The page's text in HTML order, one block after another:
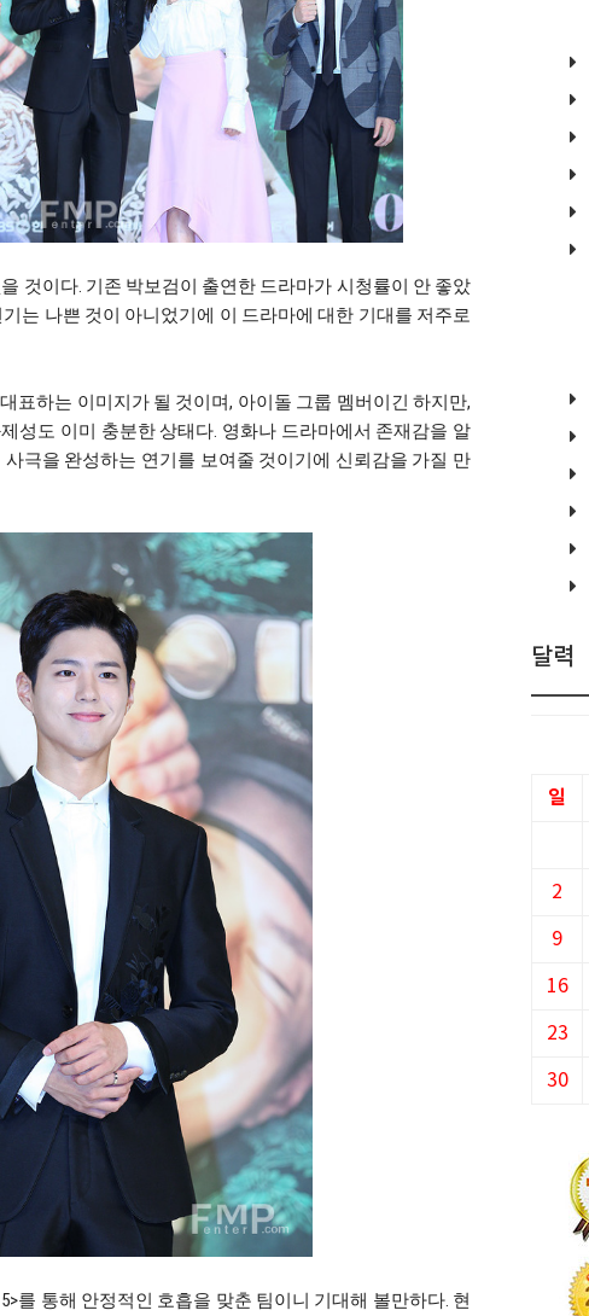
것이다. 기존 박보검이 출연한 드라마가 시청률이 안 좋았
는 나쁜 것이 아니었기에 이 드라마에 대한 기대를 저주로
표하는 이미지가 될 것이며, 아이돌 그룹 멤버이긴 하지만,
성도 이미 충분한 상태다. 영화나 드라마에서 존재감을 알
극을 완성하는 연기를 보여줄 것이기에 신뢰감을 가질 만
를 통해 안정적인 호흡을 맞춘 팀이니 기대해 볼만하다. 현
달력
일
2
9
16
23
30